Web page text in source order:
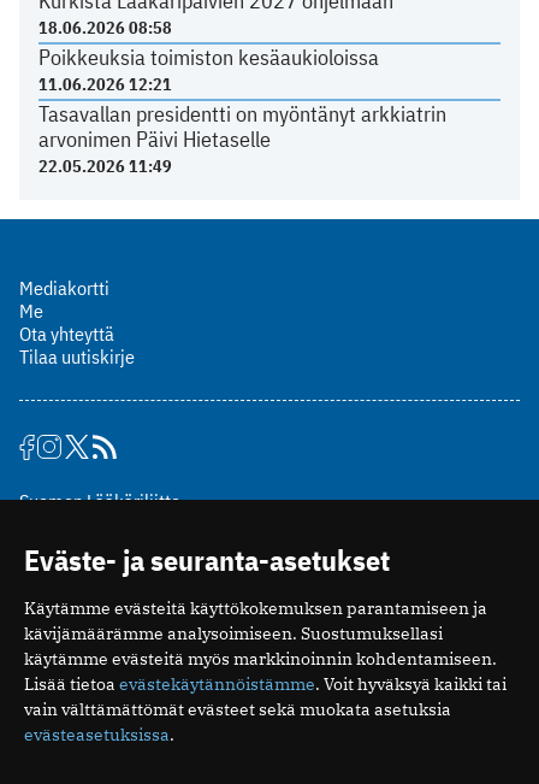
18.06.2026 08:58
Poikkeuksia toimiston kesäaukioloissa
11.06.2026 12:21
Tasavallan presidentti on myöntänyt arkkiatrin
arvonimen Päivi Hietaselle
22.05.2026 11:49
Mediakortti
Me
Ota yhteyttä
Tilaa uutiskirje
Suomen Lääkäriliitto
00510 Helsinki
puh. (09) 393 091
toimitus@potilaanlaakarilehti.fi
ISSN 2323-9476
Eväste- ja seuranta-asetukset
Käytämme evästeitä käyttökokemuksen parantamiseen ja
kävijämäärämme analysoimiseen. Suostumuksellasi
käytämme evästeitä myös markkinoinnin kohdentamiseen.
Lisää tietoa evästekäytännöistämme. Voit hyväksyä kaikki tai
vain välttämättömät evästeet sekä muokata asetuksia
evästeasetuksissa.